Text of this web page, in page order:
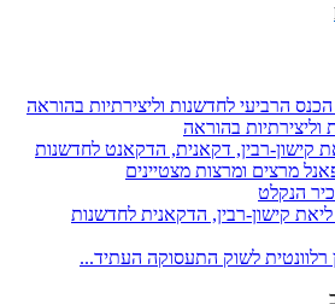
הנקלט
לשוק התעסוקה העתיד...